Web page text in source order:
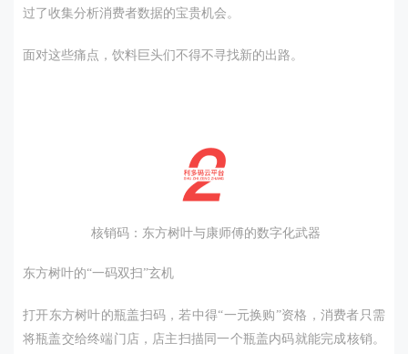
过了收集分析消费者数据的宝贵机会。
面对这些痛点，饮料巨头们不得不寻找新的出路。
核销码：东方树叶与康师傅的数字化武器
东方树叶的“一码双扫”玄机
打开东方树叶的瓶盖扫码，若中得“一元换购”资格，消费者只需
将瓶盖交给终端门店，店主扫描同一个瓶盖内码就能完成核销。